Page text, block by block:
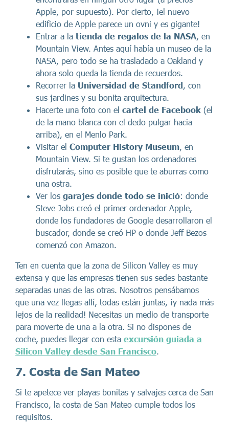
Apple, por supuesto). Por cierto, ¡el nuevo
edificio de Apple parece un ovni y es gigante!
Entrar a la tienda de regalos de la NASA, en
Mountain View. Antes aquí había un museo de la
NASA, pero todo se ha trasladado a Oakland y
ahora solo queda la tienda de recuerdos.
Recorrer la Universidad de Standford, con
sus jardines y su bonita arquitectura.
Hacerte una foto con el cartel de Facebook (el
de la mano blanca con el dedo pulgar hacia
arriba), en el Menlo Park.
Visitar el Computer History Museum, en
Mountain View. Si te gustan los ordenadores
disfrutarás, sino es posible que te aburras como
una ostra.
Ver los garajes donde todo se inició: donde
Steve Jobs creó el primer ordenador Apple,
donde los fundadores de Google desarrollaron el
buscador, donde se creó HP o donde Jeff Bezos
comenzó con Amazon.
Ten en cuenta que la zona de Silicon Valley es muy
extensa y que las empresas tienen sus sedes bastante
separadas unas de las otras. Nosotros pensábamos
que una vez llegas allí, todas están juntas, ¡y nada más
lejos de la realidad! Necesitas un medio de transporte
para moverte de una a la otra. Si no dispones de
coche, puedes llegar con esta excursión guiada a
Silicon Valley desde San Francisco.
7. Costa de San Mateo
Si te apetece ver playas bonitas y salvajes cerca de San
Francisco, la costa de San Mateo cumple todos los
requisitos.